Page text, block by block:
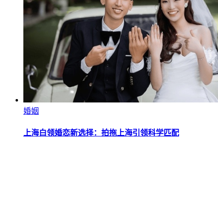
婚姻
上海白领婚恋新选择：拍拖上海引领科学匹配